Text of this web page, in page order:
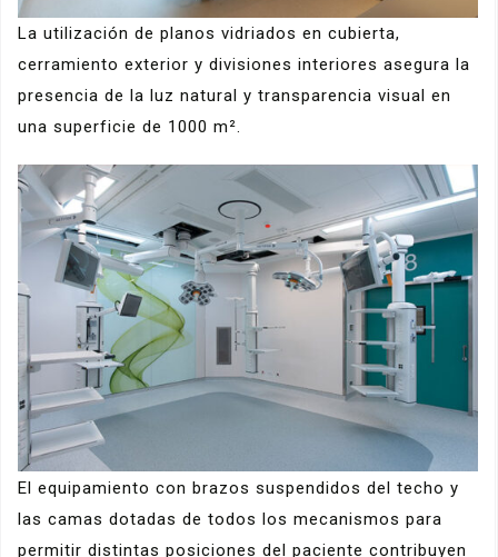
La utilización de planos vidriados en cubierta,
cerramiento exterior y divisiones interiores asegura la
presencia de la luz natural y transparencia visual en
una superficie de 1000 m².
El equipamiento con brazos suspendidos del techo y
las camas dotadas de todos los mecanismos para
permitir distintas posiciones del paciente contribuyen